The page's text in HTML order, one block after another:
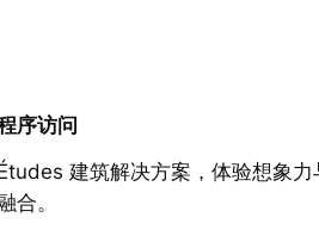
序访问
建筑解决方案，体验想象力
合。